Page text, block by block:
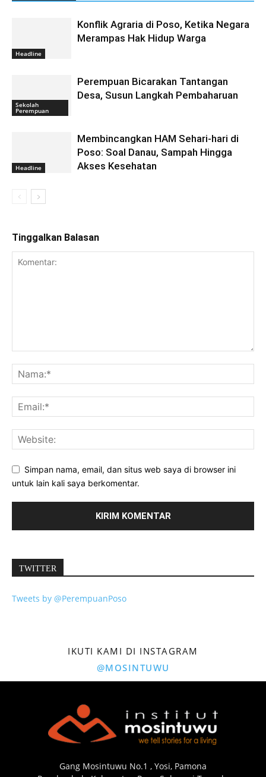
Headline
Konflik Agraria di Poso, Ketika Negara
Merampas Hak Hidup Warga
Sekolah
Perempuan
Perempuan Bicarakan Tantangan
Desa, Susun Langkah Pembaharuan
Headline
Membincangkan HAM Sehari-hari di
Poso: Soal Danau, Sampah Hingga
Akses Kesehatan
Tinggalkan Balasan
Simpan nama, email, dan situs web saya di browser ini
untuk lain kali saya berkomentar.
TWITTER
Tweets by @PerempuanPoso
IKUTI KAMI DI INSTAGRAM
@MOSINTUWU
Gang Mosintuwu No.1 , Yosi, Pamona